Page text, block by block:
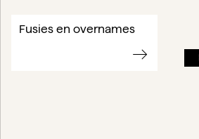
Fusies en overnames